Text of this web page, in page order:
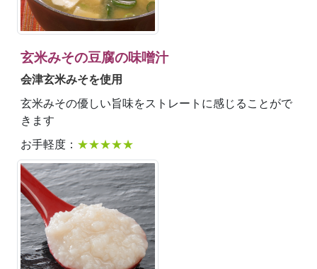
玄米みその豆腐の味噌汁
会津玄米みそを使用
玄米みその優しい旨味をストレートに感じることがで
きます
お手軽度： ★★★★★